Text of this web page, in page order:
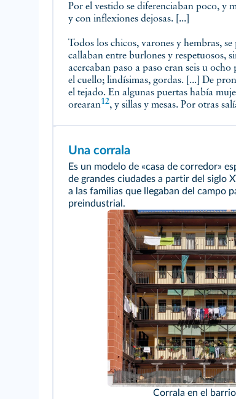
Por el vestido se diferenciaban poco, y
y con inflexiones dejosas. [...]
Todos los chicos, varones y hembras,
callaban entre burlones y respetuosos,
acercaban paso a paso eran seis u
el cuello; lindísimas, gordas. [...] De
el tejado. En algunas puertas había
orearan12, y sillas y mesas. Por otras
Una corrala
Es un modelo de «casa de corredor»
de grandes ciudades a partir del siglo
a las familias que llegaban del campo
preindustrial.
Corrala en el